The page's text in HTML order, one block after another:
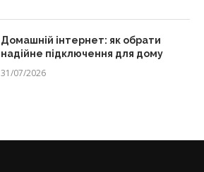
Домашній інтернет: як обрати
надійне підключення для дому
31/07/2026